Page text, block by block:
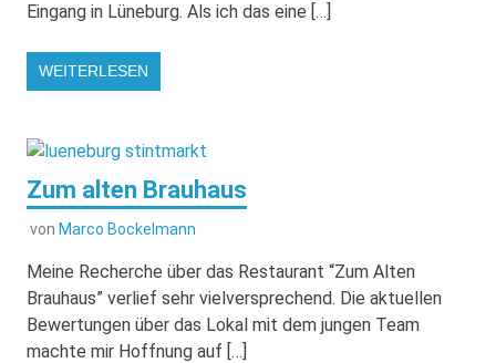
Eingang in Lüneburg. Als ich das eine […]
WEITERLESEN
Zum alten Brauhaus
von Marco Bockelmann
Meine Recherche über das Restaurant “Zum Alten
Brauhaus” verlief sehr vielversprechend. Die aktuellen
Bewertungen über das Lokal mit dem jungen Team
machte mir Hoffnung auf […]